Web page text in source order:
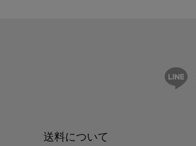
送料について